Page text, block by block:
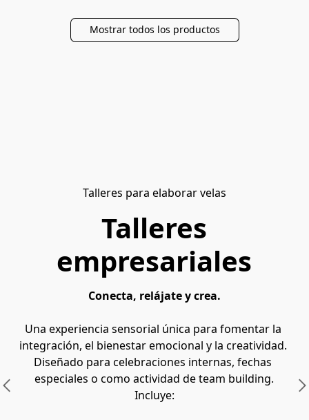
Mostrar todos los productos
Talleres para elaborar velas
Talleres
empresariales
Conecta, relájate y crea.
Una experiencia sensorial única para fomentar la
integración, el bienestar emocional y la creatividad.
Diseñado para celebraciones internas, fechas
especiales o como actividad de team building.
Incluye: